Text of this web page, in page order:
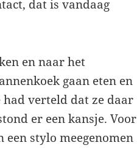
dat is vandaag
en naar het
gaan eten en
verteld dat ze daar
er een kansje. Voor
een stylo meegenomen